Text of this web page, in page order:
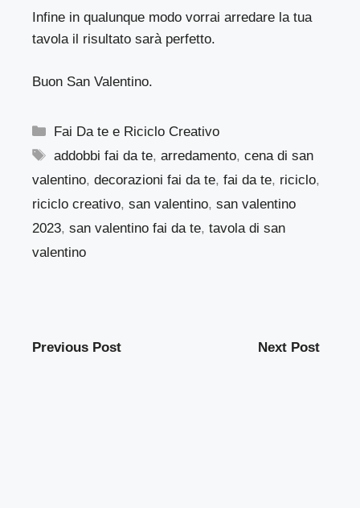
Infine in qualunque modo vorrai arredare la tua
tavola il risultato sarà perfetto.
Buon San Valentino.
Categorie
Fai Da te e Riciclo Creativo
Tag
addobbi fai da te,arredamento,cena di san
valentino, decorazioni fai da te, fai da te, riciclo,
riciclo creativo, san valentino, san valentino
2023, san valentino fai da te, tavola di san
valentino
Previous Post Next Post